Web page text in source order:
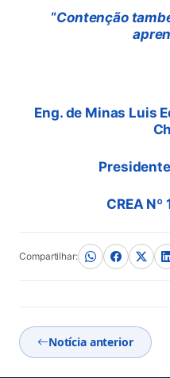
“Contenção
Eng. de Minas Luis
CREA
Compartilhar:
Notícia anterior